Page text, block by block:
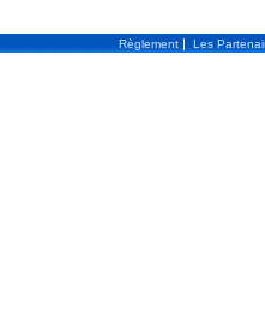
Règlement | Les